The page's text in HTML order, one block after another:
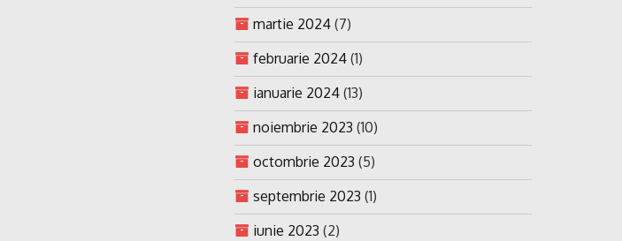
martie 2024 (7)
februarie 2024 (1)
ianuarie 2024 (13)
noiembrie 2023 (10)
octombrie 2023 (5)
septembrie 2023 (1)
iunie 2023 (2)